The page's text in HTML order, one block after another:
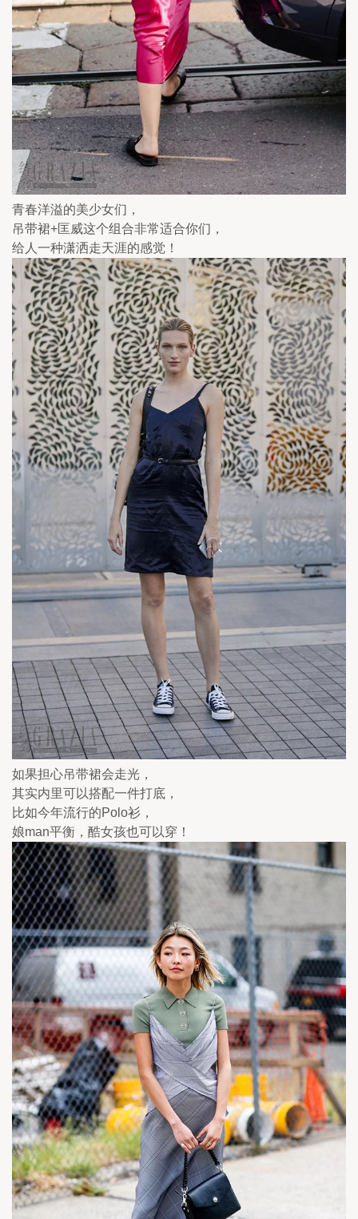
青春洋溢的美少女们，
吊带裙+匡威这个组合非常适合你们，
给人一种潇洒走天涯的感觉！
如果担心吊带裙会走光，
其实内里可以搭配一件打底，
比如今年流行的Polo衫，
娘man平衡，酷女孩也可以穿！